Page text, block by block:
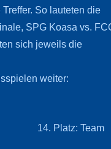
So lauteten die
SPG Koasa vs.
sich jeweils die
weiter:
– 14. Platz: Team